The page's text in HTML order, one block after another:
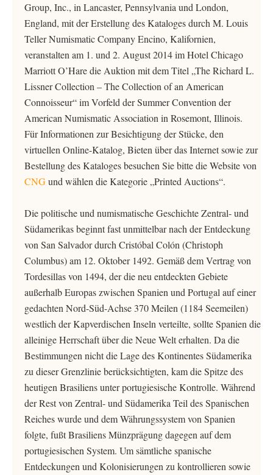
Group, Inc., in Lancaster, Pennsylvania und London,
England, mit der Erstellung des Kataloges durch M. Louis
Teller Numismatic Company Encino, Kalifornien,
veranstalten am 1. und 2. August 2014 im Hotel Chicago
Marriott O’Hare die Auktion mit dem Titel „The Richard L.
Lissner Collection – The Collection of an American
Connoisseur“ im Vorfeld der Summer Convention der
American Numismatic Association in Rosemont, Illinois.
Für Informationen zur Besichtigung der Stücke, den
virtuellen Online-Katalog, Bieten über das Internet sowie zur
Bestellung des Kataloges besuchen Sie bitte die Website von
CNGund wählen die Kategorie „Printed Auctions“.
Die politische und numismatische Geschichte Zentral- und
Südamerikas beginnt fast unmittelbar nach der Entdeckung
von San Salvador durch Cristóbal Colón (Christoph
Columbus) am 12. Oktober 1492. Gemäß dem Vertrag von
Tordesillas von 1494, der die neu entdeckten Gebiete
außerhalb Europas zwischen Spanien und Portugal auf einer
gedachten Nord-Süd-Achse 370 Meilen (1184 Seemeilen)
westlich der Kapverdischen Inseln verteilte, sollte Spanien die
alleinige Herrschaft über die Neue Welt erhalten. Da die
Bestimmungen nicht die Lage des Kontinentes Südamerika
zu dieser Grenzlinie berücksichtigten, kam die Spitze des
heutigen Brasiliens unter portugiesische Kontrolle. Während
der Rest von Zentral- und Südamerika Teil des Spanischen
Reiches wurde und dem Währungssystem von Spanien
folgte, fußt Brasiliens Münzprägung dagegen auf dem
portugiesischen System. Um sämtliche spanische
Entdeckungen und Kolonisierungen zu kontrollieren sowie